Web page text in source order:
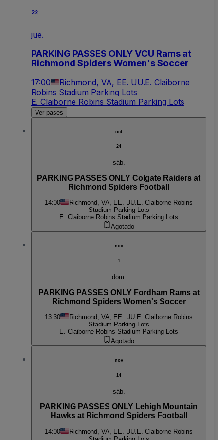
22
jue.
PARKING PASSES ONLY VCU Rams at
Richmond Spiders Women's Soccer
17:00 Richmond, VA, EE. UU.E. Claiborne
Robins Stadium Parking Lots
E. Claiborne Robins Stadium Parking Lots
Ver pases
oct
24
sáb.
PARKING PASSES ONLY Colgate Raiders at
Richmond Spiders Football
14:00 Richmond, VA, EE. UU. E. Claiborne Robins
Stadium Parking Lots
E. Claiborne Robins Stadium Parking Lots
Agotado
nov
1
dom.
PARKING PASSES ONLY Fordham Rams at
Richmond Spiders Women's Soccer
13:30 Richmond, VA, EE. UU. E. Claiborne Robins
Stadium Parking Lots
E. Claiborne Robins Stadium Parking Lots
Agotado
nov
14
sáb.
PARKING PASSES ONLY Lehigh Mountain
Hawks at Richmond Spiders Football
14:00 Richmond, VA, EE. UU. E. Claiborne Robins